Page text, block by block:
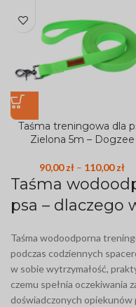
Taśma treningowa dla
Zielona 5m – Dogzee
90,00zł – 110,00zł
Taśma
psa – dlaczego
Taśma wodoodporna
podczas codziennych
w sobie wytrzymałość,
czemu spełnia oczekiwania
doświadczonych